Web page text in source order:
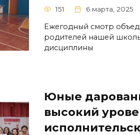
151 6 марта, 2025
Ежегодный смотр
родителей нашей
дисциплины
Юные
высокий